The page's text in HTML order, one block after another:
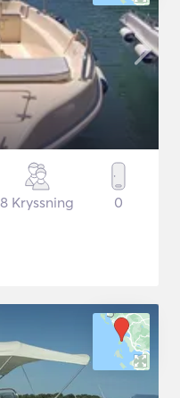
8 Kryssning 0